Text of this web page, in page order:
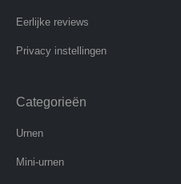
Eerlijke reviews
Privacy instellingen
Categorieën
Urnen
Mini-urnen